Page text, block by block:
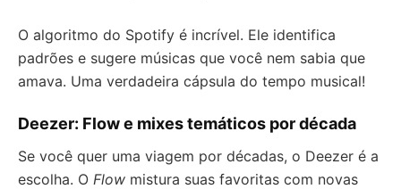
O algoritmo do Spotify é incrível. Ele identifica
padrões e sugere músicas que você nem sabia que
amava. Uma verdadeira cápsula do tempo musical!
Deezer: Flow e mixes temáticos por década
Se você quer uma viagem por décadas, o Deezer é a
escolha. O Flow mistura suas favoritas com novas